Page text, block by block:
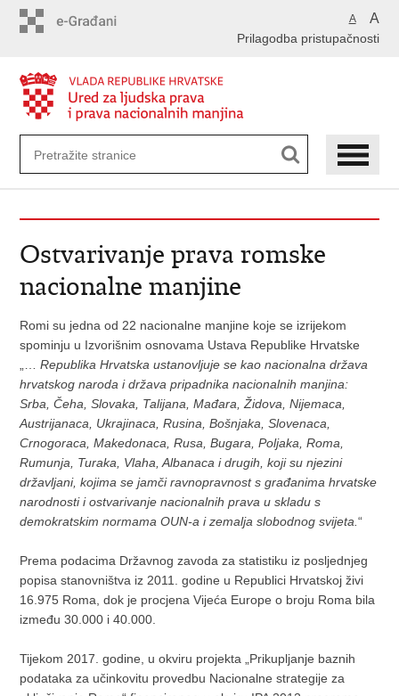
A A
Prilagodba pristupačnosti
Ostvarivanje prava romske
nacionalne manjine
Romi su jedna od 22 nacionalne manjine koje se izrijekom
spominju u Izvorišnim osnovama Ustava Republike Hrvatske
„…Republika Hrvatska ustanovljuje se kao nacionalna država
hrvatskog naroda i država pripadnika nacionalnih manjina:
Srba, Čeha, Slovaka, Talijana, Mađara, Židova, Nijemaca,
Austrijanaca, Ukrajinaca, Rusina, Bošnjaka, Slovenaca,
Crnogoraca, Makedonaca, Rusa, Bugara, Poljaka, Roma,
Rumunja, Turaka, Vlaha, Albanaca i drugih, koji su njezini
državljani, kojima se jamči ravnopravnost s građanima hrvatske
narodnosti i ostvarivanje nacionalnih prava u skladu s
demokratskim normama OUN-a i zemalja slobodnog svijeta.“
Prema podacima Državnog zavoda za statistiku iz posljednjeg
popisa stanovništva iz 2011. godine u Republici Hrvatskoj živi
16.975 Roma, dok je procjena Vijeća Europe o broju Roma bila
između 30.000 i 40.000.
Tijekom 2017. godine, u okviru projekta „Prikupljanje baznih
podataka za učinkovitu provedbu Nacionalne strategije za